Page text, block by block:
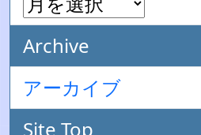
Archive
アーカイブ
Site Top